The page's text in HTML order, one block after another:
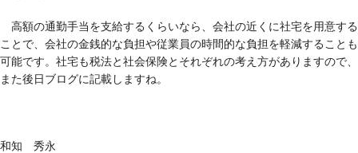
高額の通勤手当を支給するくらいなら、会社の近くに社宅を用意する
ことで、会社の金銭的な負担や従業員の時間的な負担を軽減することも
可能です。社宅も税法と社会保険とそれぞれの考え方がありますので、
また後日ブログに記載しますね。
和知 秀永